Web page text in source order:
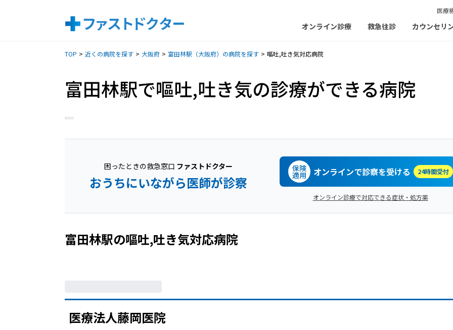
医療
オンライン診療 救急往診 カウンセリ
TOP 近くの病院を探す 大阪府 富田林駅（大阪府）の病院を探す 嘔吐,吐き気対応病院
富田林駅で嘔吐,吐き気の診療ができる病院
困ったときの救急窓口 ファストドクター
おうちにいながら医師が診察
保険
適用 オンラインで診察を受ける 24時間受付
オンライン診療で対応できる症状・処方薬
富田林駅の嘔吐,吐き気対応病院
医療法人藤岡医院